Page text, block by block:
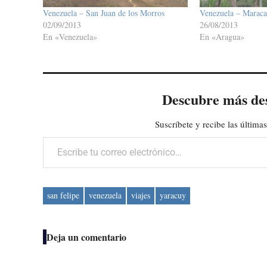
Venezuela – San Juan de los Morros
02/09/2013
En «Venezuela»
Venezuela –
26/08/2013
En «Aragua»
Descubre más
Suscríbete y recibe las
Escribe tu correo electrónico…
san felipe venezuela viajes yaracuy
Deja un comentario